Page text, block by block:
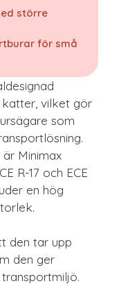
större
för små
katter, vilket gör
som
Minimax
R-17 och ECE
en hög
den tar upp
den ger